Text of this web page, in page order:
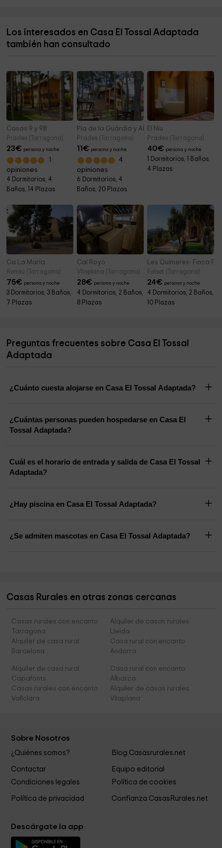
Cementerio 4,7 km
Los interesados en Casa El Tossal Adaptada
también han consultado
Casas 9 y 9B
Prades (Tarragona)
23€ persona y noche
opiniones
4 Dormitorios, 4
Baños, 14 Plazas
Pla de la Guàrdia y Abellera
Prades (Tarragona)
11€ persona y noche
4
opiniones
6 Dormitorios, 4
Baños, 20 Plazas
El Niu
Prades (Tarragona)
40€ persona y noche
1 Dormitorios, 1 Baños,
4 Plazas
Ca La María
Renau (Tarragona)
75€ persona y noche
3 Dormitorios, 3 Baños,
7 Plazas
Cal Royo
Vilaplana (Tarragona)
28€ persona y noche
4 Dormitorios, 2 Baños,
8 Plazas
Les Quimeres- Finca
Falset (Tarragona)
24€ persona y noche
4 Dormitorios, 2 Baños,
10 Plazas
Preguntas frecuentes sobre Casa El Tossal
Adaptada
¿Cuánto cuesta alojarse en Casa El Tossal Adaptada?
¿Cuántas personas pueden hospedarse en Casa El
Tossal Adaptada?
Cuál es el horario de entrada y salida de Casa El Tossal
Adaptada?
¿Hay piscina en Casa El Tossal Adaptada?
¿Se admiten mascotas en Casa El Tossal Adaptada?
Casas Rurales en otras zonas cercanas
Casas rurales con encanto
Tarragona
Alquiler de casas rurales
Lleida
Alquiler de casa rural
Barcelona
Casa rural con encanto
Andorra
Alquiler de casa rural
Capafonts
Casa rural con encanto
Albarca
Casas rurales con encanto
Vallclara
Alquiler de casas rurales
Vilaplana
Sobre Nosotros
¿Quiénes somos? Blog Casasrurales.net
Contactar
Equipo editorial
Condiciones legales
Política de cookies
Política de privacidad Confianza CasasRurales.net
Descárgate la app